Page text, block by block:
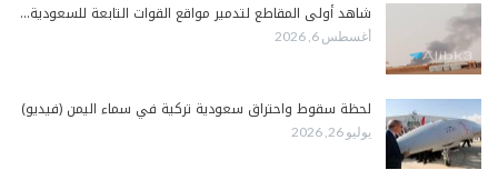
شاهد أولى المقاطع لتدمير مواقع القوات التابعة للسعودية…
أغسطس 6, 2026
لحظة سقوط واحتراق سعودية تركية في سماء اليمن (فيديو)
يوليو 26, 2026